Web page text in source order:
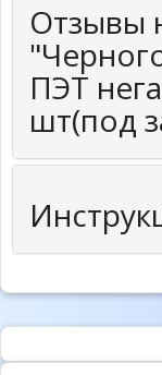
Отзывы
ПЭТ
шт(под